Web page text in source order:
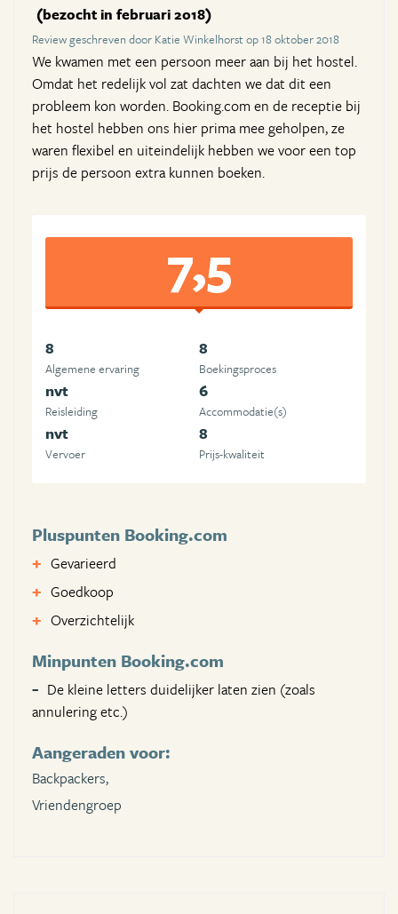
(bezocht in februari 2018)
Review geschreven door Katie Winkelhorst op 18 oktober 2018
We kwamen met een persoon meer aan bij het hostel.
Omdat het redelijk vol zat dachten we dat dit een
probleem kon worden. Booking.com en de receptie bij
het hostel hebben ons hier prima mee geholpen, ze
waren flexibel en uiteindelijk hebben we voor een top
prijs de persoon extra kunnen boeken.
7,5
8
Algemene ervaring
8
Boekingsproces
nvt
Reisleiding
6
Accommodatie(s)
nvt
Vervoer
8
Prijs-kwaliteit
Pluspunten Booking.com
Gevarieerd
Goedkoop
Overzichtelijk
Minpunten Booking.com
De kleine letters duidelijker laten zien (zoals
annulering etc.)
Aangeraden voor:
Backpackers,
Vriendengroep